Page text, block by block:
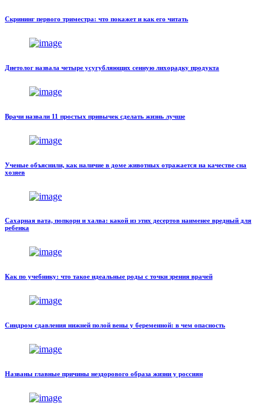
Скрининг первого триместра: что покажет и как его читать
Диетолог назвала четыре усугубляющих сенную лихорадку продукта
Врачи назвали 11 простых привычек сделать жизнь лучше
Ученые объяснили, как наличие в доме животных отражается на качестве сна
хозяев
Сахарная вата, попкорн и халва: какой из этих десертов наименее вредный для
ребенка
Как по учебнику: что такое идеальные роды с точки зрения врачей
Синдром сдавления нижней полой вены у беременной: в чем опасность
Названы главные причины нездорового образа жизни у россиян